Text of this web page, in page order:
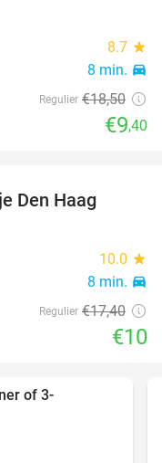
8.7 star
8 min. directions_car
Regulier €18,50
€9,40
Den Haag
10.0 star
8 min. directions_car
Regulier €17,40
€10
of 3-